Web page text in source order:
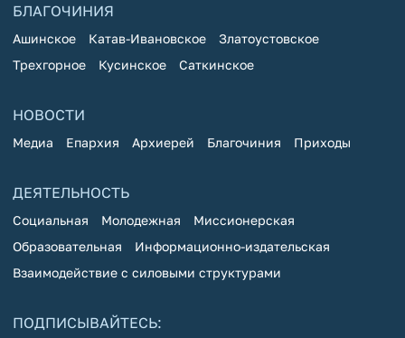
БЛАГОЧИНИЯ
Ашинское Катав-Ивановское
Златоустовское
Трехгорное
Кусинское Саткинское
НОВОСТИ
Медиа Епархия Архиерей Благочиния Приходы
ДЕЯТЕЛЬНОСТЬ
Социальная Молодежная
Миссионерская
Образовательная
Информационно-издательская
Взаимодействие с силовыми структурами
ПОДПИСЫВАЙТЕСЬ: